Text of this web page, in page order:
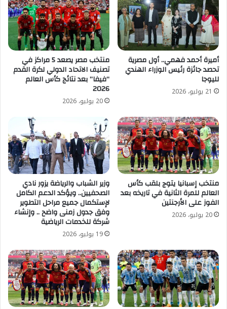
أميرة أحمد فهمي.. أول مصرية
تحصد جائزة رئيس الوزراء الهندي
لليوجا
21 يوليو، 2026
منتخب مصر يصعد 5 مراكز في
تصنيف الاتحاد الدولي لكرة القدم
“فيفا” بعد نتائج كأس العالم
2026
20 يوليو، 2026
منتخب إسبانيا يتوج بلقب كأس
العالم للمرة الثانية في تاريخه بعد
الفوز على الأرجنتين
20 يوليو، 2026
وزير الشباب والرياضة يزور نادي
الصحفيين.. ويؤكد الدعم الكامل
لإستكمال جميع مراحل التطوير
وفق جدول زمنى واضح .. وإنشاء
شركة للخدمات الرياضية
19 يوليو، 2026